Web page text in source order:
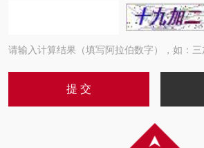
请输入计算结果（填写阿拉伯数字），如：三